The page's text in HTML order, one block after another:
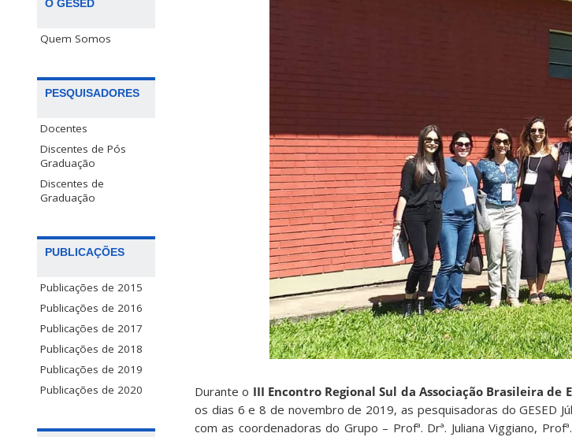
O GESED
Quem Somos
PESQUISADORES
Docentes
Discentes de Pós
Graduação
Discentes de
Graduação
PUBLICAÇÕES
Publicações de 2015
Publicações de 2016
Publicações de 2017
Publicações de 2018
Publicações de 2019
Publicações de 2020
Durante o III Encontro Regional Sul da Associação Brasileira de
os dias 6 e 8 de novembro de 2019, as pesquisadoras do GESED
com as coordenadoras do Grupo – Profª. Drª. Juliana Viggiano,